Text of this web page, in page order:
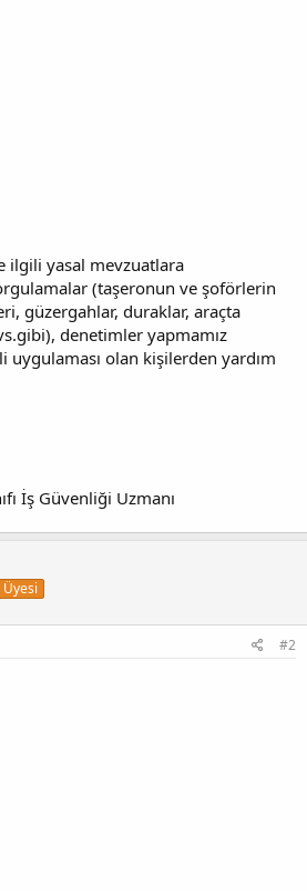
ilgili yasal mevzuatlara
(taşeronun ve şoförlerin
güzergahlar, duraklar, araçta
denetimler yapmamız
olan kişilerden yardım
İş Güvenliği Uzmanı
Üyesi
#2